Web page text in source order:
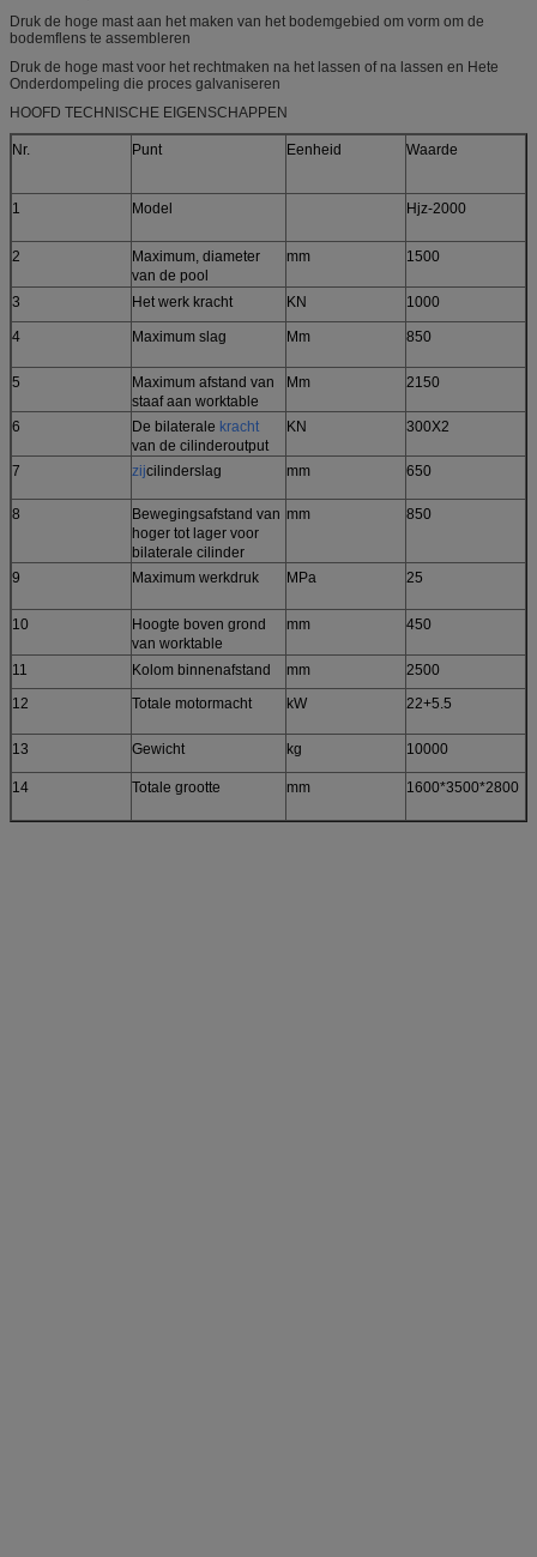
Druk de hoge mast aan het maken van het bodemgebied om vorm om de
bodemflens te assembleren
Druk de hoge mast voor het rechtmaken na het lassen of na lassen en Hete
Onderdompeling die proces galvaniseren
HOOFD TECHNISCHE EIGENSCHAPPEN
Nr. Punt Eenheid Waarde
1 Model Hjz-2000
2
Maximum, diameter
van de pool
mm 1500
3 Het werk kracht KN 1000
4 Maximum slag Mm 850
5
Maximum afstand van
staaf aan worktable
Mm 2150
6 De bilaterale kracht
van de cilinderoutput
KN 300X2
7 zijcilinderslag mm 650
8
Bewegingsafstand van
hoger tot lager voor
bilaterale cilinder
mm 850
9 Maximum werkdruk MPa 25
10
Hoogte boven grond
van worktable
mm 450
11 Kolom binnenafstand mm
2500
12
Totale motormacht kW 22+5.5
13 Gewicht kg 10000
14 Totale grootte mm 1600*3500*2800